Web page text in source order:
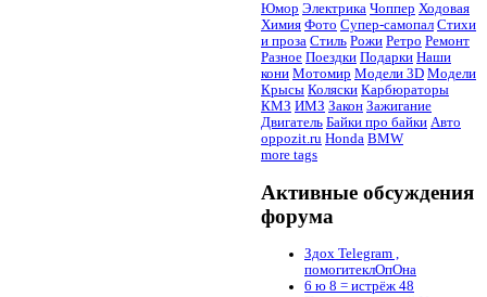
Юмор Электрика Чоппер Ходовая
Химия Фото Супер-самопал Стихи
и проза Стиль Рожи Ретро Ремонт
Разное Поездки Подарки Наши
кони Мотомир Модели 3D Модели
Крысы Коляски Карбюраторы
КМЗ ИМЗ Закон Зажигание
Двигатель Байки про байки Авто
oppozit.ru Honda BMW
more tags
Активные обсуждения
форума
Здох Telegram ,
помогитеклОпОна
6 ю 8 = истрёж 48